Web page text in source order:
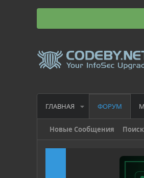
ГЛАВНАЯ ФОРУМ
Новые Сообщения